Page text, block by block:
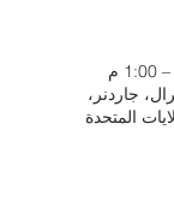
سنترال، جاردنر،
01440، الولايات المتحدة